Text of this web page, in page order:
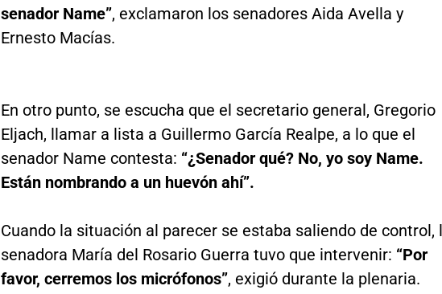
senador Name”, exclamaron los senadores Aida Avella y
Ernesto Macías.
En otro punto, se escucha que el secretario general, Gregorio
Eljach, llamar a lista a Guillermo García Realpe, a lo que el
senador Name contesta: “¿Senador qué? No, yo soy Name.
Están nombrando a un huevón ahí”.
Cuando la situación al parecer se estaba saliendo de control,
senadora María del Rosario Guerra tuvo que intervenir: “Por
favor, cerremos los micrófonos”, exigió durante la plenaria.